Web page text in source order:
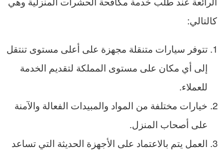
كالتالي:
تتوفر سيارات متنقلة مجهزة على أعلى مستوى تنتقل
إلى أي مكان على مستوى المملكة لتقديم الخدمة
للعملاء.
خيارات مختلفة من المواد والمبيدات الفعالة والآمنة
على أصحاب المنزل.
العمل يتم بالاعتماد على الأجهزة الحديثة التي تساعد